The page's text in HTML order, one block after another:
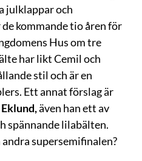
julklappar och
kommande tio åren för
Hus om tre
har likt Cemil och
stil och är en
Ett annat förslag är
även han ett av
spännande lilabälten.
supersemifinalen?